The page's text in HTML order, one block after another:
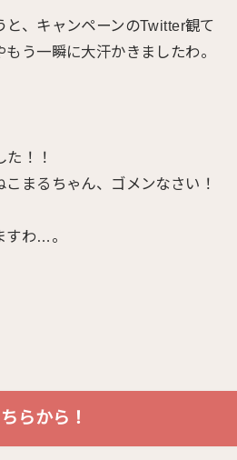
と、キャンペーンのTwitter観て
う一瞬に大汗かきましたわ。
！！
まるちゃん、ゴメンなさい！
すわ…。
らから！